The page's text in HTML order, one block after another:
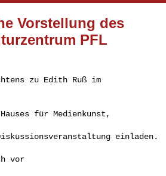
Vorstellung des
PFL
zu Edith Ruß im